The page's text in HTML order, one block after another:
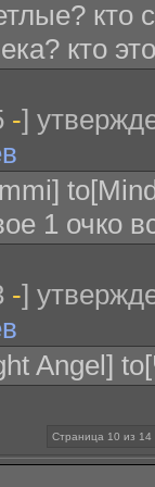
кто
кто
-]
1 очко
-]
Angel]
Страница 10 из 14